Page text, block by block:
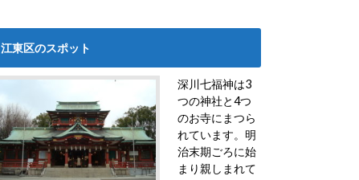
江東区のスポット
深川七福神は3
つの神社と4つ
のお寺にまつら
れています。明
治末期ごろに始
まり親しまれて